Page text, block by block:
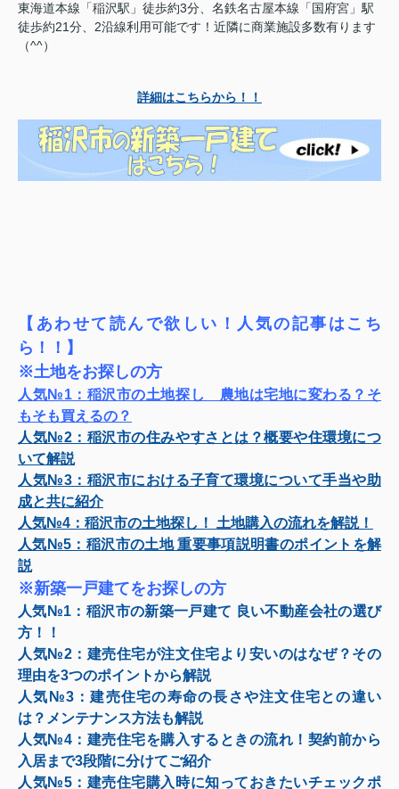
東海道本線「稲沢駅」徒歩約3分、名鉄名古屋本線「国府宮」駅
徒歩約21分、2沿線利用可能です！近隣に商業施設多数有ります
（^^）
詳細はこちらから！！
【あわせて読んで欲しい！人気の記事はこち
ら！！】
※土地をお探しの方
人気№1： 稲沢市の土地探し 農地は宅地に変わる？そ
もそも買えるの？
人気№2： 稲沢市の住みやすさとは？概要や住環境につ
いて解説
人気№3： 稲沢市における子育て環境について手当や助
成と共に紹介
人気№4： 稲沢市の土地探し！ 土地購入の流れを解説！
人気№5： 稲沢市の土地 重要事項説明書のポイントを解
説
※新築一戸建てをお探しの方
人気№1： 稲沢市の新築一戸建て 良い不動産会社の選び
方！！
人気№2： 建売住宅が注文住宅より安いのはなぜ？その
理由を3つのポイントから解説
人気№3：建売住宅の寿命の長さや注文住宅との違い
は？メンテナンス方法も解説
人気№4： 建売住宅を購入するときの流れ！契約前から
入居まで3段階に分けてご紹介
人気№5： 建売住宅購入時に知っておきたいチェックポ